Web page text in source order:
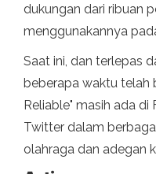
dukungan dari ribuan
menggunakannya
Saat ini, dan terlepas
beberapa waktu telah
Reliable" masih ada di
Twitter dalam
olahraga dan adegan